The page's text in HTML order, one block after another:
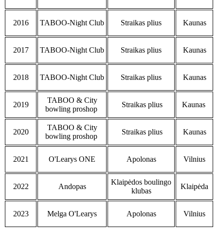
2016 TABOO-Night Club Straikas plius Kaunas
2017 TABOO-Night Club Straikas plius Kaunas
2018 TABOO-Night Club Straikas plius Kaunas
2019
TABOO & City
bowling proshop
Straikas plius Kaunas
2020
TABOO & City
bowling proshop
Straikas plius Kaunas
2021 O'Learys ONE Apolonas Vilnius
2022 Andopas
Klaipėdos boulingo
klubas
Klaipėda
2023 Melga O'Learys Apolonas Vilnius